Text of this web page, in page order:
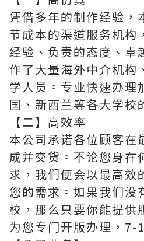
凭借多年的制作经验，
节成本的渠道服务机构
经验、负责的态度、卓
作了大量海外中介机构
学人员。专业快速办理
国、新西兰等各大学校
【二】高效率
本公司承诺各位顾客在
成并交货。不论您身在
求，我们便会以最高效
您的需求。如果我们没
校，那么只要你能提供
为您专门开版办理，7-